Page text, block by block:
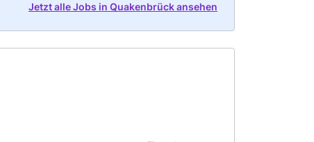
Jetzt alle Jobs in Quakenbrück ansehen